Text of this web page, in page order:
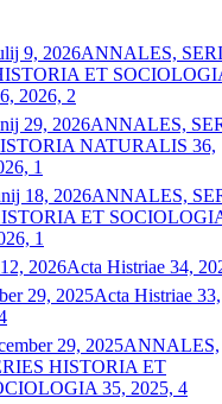
9, 2026ANNALES,
ET
2026, 2
29, 2026ANNALES,
NATURALIS 36,
1
18, 2026ANNALES,
ET
1
2026Acta Histriae 34,
29, 2025Acta Histriae 33,
29, 2025ANNALES,
HISTORIA ET
35, 2025, 4